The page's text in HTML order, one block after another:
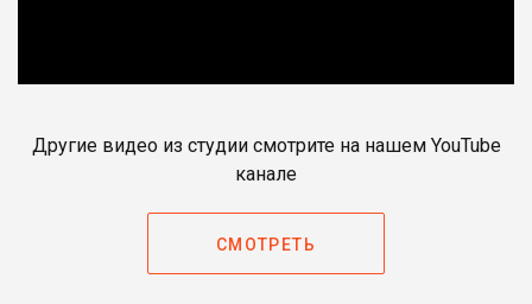
Другие видео из студии смотрите на нашем YouTube
канале
СМОТРЕТЬ